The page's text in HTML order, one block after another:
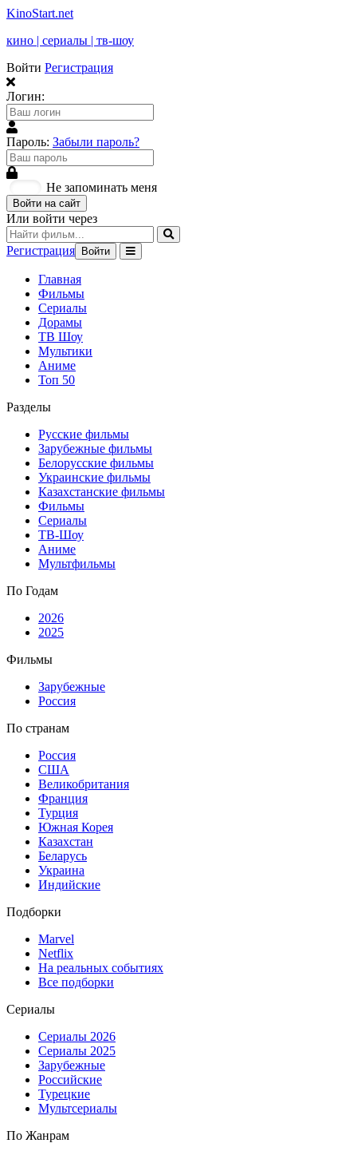
KinoStart.net
кино | сериалы | тв-шоу
Войти Регистрация
Логин:
Пароль: Забыли пароль?
Не запоминать меня
Войти на сайт
Или войти через
Регистрация Войти
Главная
Фильмы
Сериалы
Дорамы
ТВ Шоу
Мультики
Аниме
Топ 50
Разделы
Русские фильмы
Зарубежные фильмы
Белорусские фильмы
Украинские фильмы
Казахстанские фильмы
Фильмы
Сериалы
ТВ-Шоу
Аниме
Мультфильмы
По Годам
2026
2025
Фильмы
Зарубежные
Россия
По странам
Россия
США
Великобритания
Франция
Турция
Южная Корея
Казахстан
Беларусь
Украина
Индийские
Подборки
Marvel
Netflix
На реальных событиях
Все подборки
Сериалы
Сериалы 2026
Сериалы 2025
Зарубежные
Российские
Турецкие
Мультсериалы
По Жанрам